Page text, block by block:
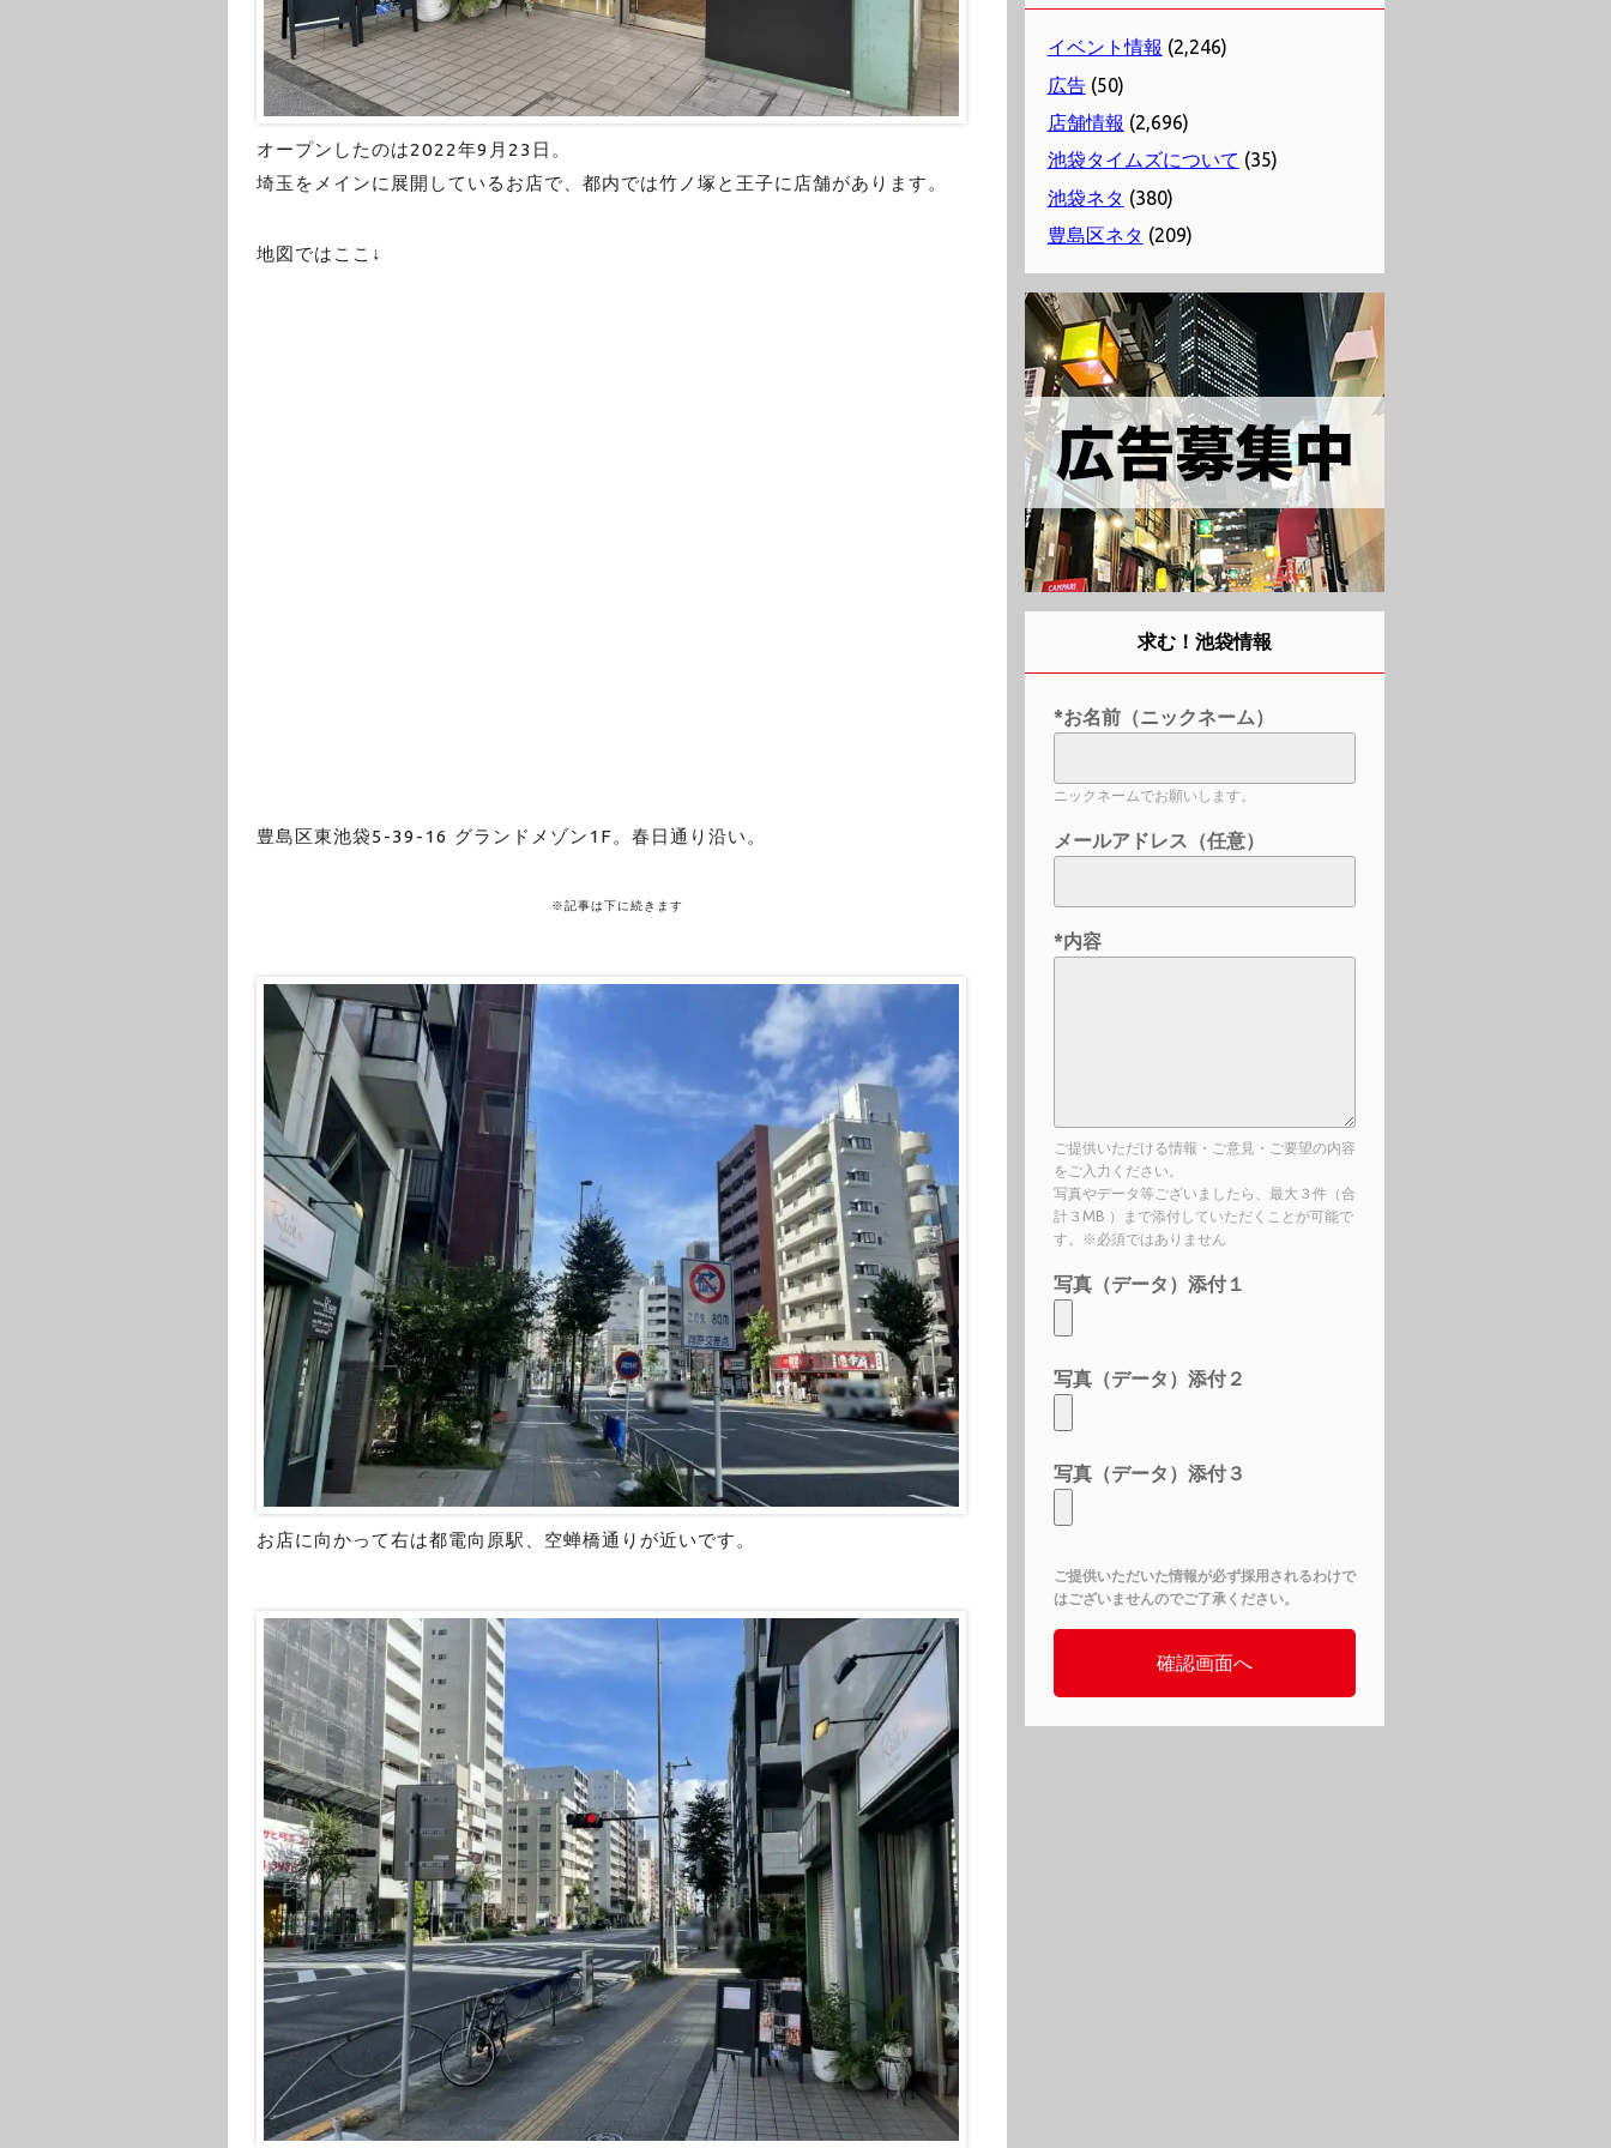
オープンしたのは2022年9月23日。
埼玉をメインに展開しているお店で、都内では竹ノ塚と王子に店舗があります。
地図ではここ↓
豊島区東池袋5-39-16 グランドメゾン1F。春日通り沿い。
※記事は下に続きます
お店に向かって右は都電向原駅、空蝉橋通りが近いです。
イベント情報 (2,246)
広告(50)
店舗情報 (2,696)
池袋タイムズについて (35)
池袋ネタ (380)
豊島区ネタ (209)
求む！池袋情報
*お名前（ニックネーム）
ニックネームでお願いします。
メールアドレス（任意）
*内容
ご提供いただける情報・ご意見・ご要望の内容
をご入力ください。
写真やデータ等ございましたら、最大３件（合
計３MB ）まで添付していただくことが可能で
す。※必須ではありません
写真（データ）添付１
写真（データ）添付２
写真（データ）添付３
ご提供いただいた情報が必ず採用されるわけで
はございませんのでご了承ください。